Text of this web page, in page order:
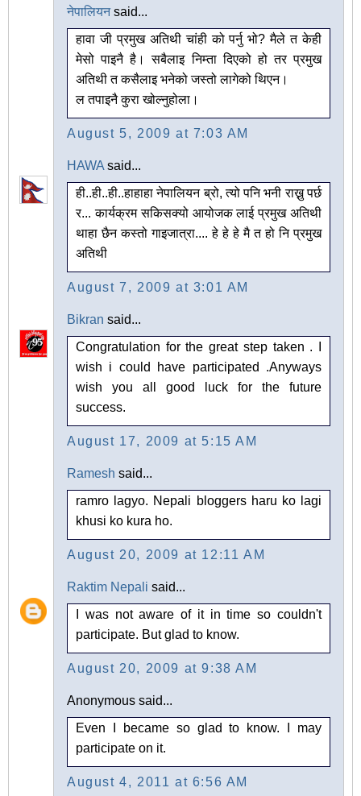
नेपालियनsaid...
हावा जी प्रमुख अतिथी चांही को पर्नु भो? मैले त केही
मेसो पाइनै है। सबैलाइ निम्ता दिएको हो तर प्रमुख
अतिथी त कसैलाइ भनेको जस्तो लागेको थिएन।
ल तपाइनै कुरा खोल्नुहोला।
August 5, 2009 at 7:03 AM
HAWA said...
ही..ही..ही..हाहाहा नेपालियन ब्रो, त्यो पनि भनी राख्नु पर्छ
र... कार्यक्रम सकिसक्यो आयोजक लाई प्रमुख अतिथी
थाहा छैन कस्तो गाइजात्रा.... हे हे हे मै त हो नि प्रमुख
अतिथी
August 7, 2009 at 3:01 AM
Bikran said...
Congratulation for the great step taken . I
wish i could have participated .Anyways
wish you all good luck for the future
success.
August 17, 2009 at 5:15 AM
Ramesh said...
ramro lagyo. Nepali bloggers haru ko lagi
khusi ko kura ho.
August 20, 2009 at 12:11 AM
Raktim Nepali said...
I was not aware of it in time so couldn't
participate. But glad to know.
August 20, 2009 at 9:38 AM
Anonymous said...
Even I became so glad to know. I may
participate on it.
August 4, 2011 at 6:56 AM